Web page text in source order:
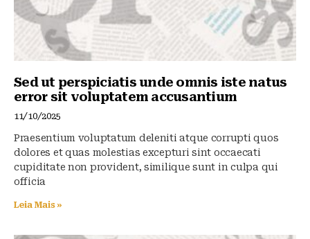
Sed ut perspiciatis unde omnis iste natus
error sit voluptatem accusantium
11/10/2025
Praesentium voluptatum deleniti atque corrupti quos
dolores et quas molestias excepturi sint occaecati
cupiditate non provident, similique sunt in culpa qui
officia
Leia Mais »